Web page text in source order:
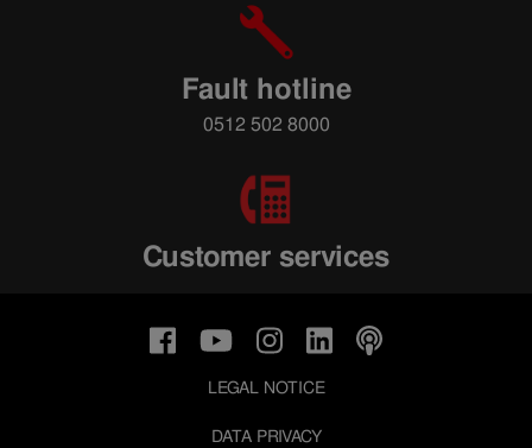
Fault hotline
0512 502 8000
Customer services
LEGAL NOTICE
DATA PRIVACY